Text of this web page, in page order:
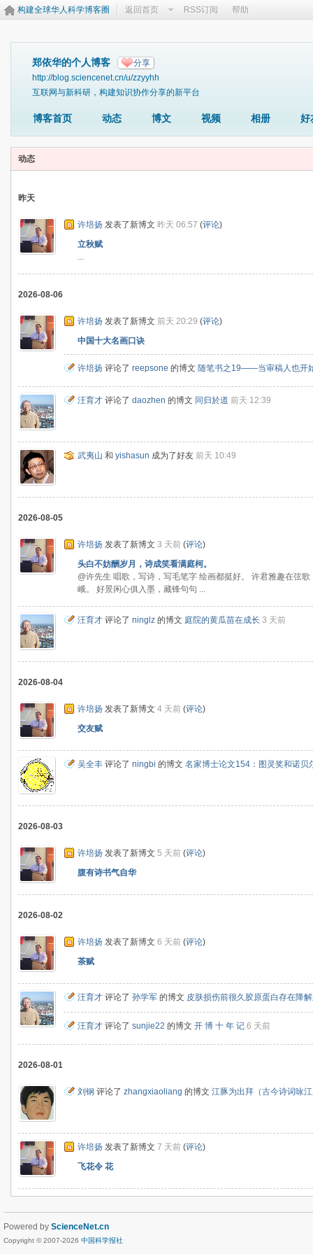
构建全球华人科学博客圈 返回首页 RSS订阅 帮助
郑依华的个人博客 分享
http://blog.sciencenet.cn/u/zzyyhh
互联网与新科研，构建知识协作分享的新平台
博客首页 动态 博文 视频 相册 好
动态
昨天
许培扬 发表了新博文 昨天 06:57 (评论)
立秋赋
...
2026-08-06
许培扬 发表了新博文 前天 20:29 (评论)
中国十大名画口诀
许培扬 评论了 reepsone 的博文 随笔书之19——当审稿人也开
汪育才 评论了 daozhen 的博文 同归於道 前天 12:39
武夷山 和 yishasun 成为了好友 前天 10:49
2026-08-05
许培扬 发表了新博文 3 天前 (评论)
头白不妨酬岁月，诗成笑看满庭柯。
@许先生 唱歌，写诗，写毛笔字 绘画都挺好。 许君雅趣在弦
峨。 好景闲心俱入墨，藏锋句句 ...
汪育才 评论了 ninglz 的博文 庭院的黄瓜苗在成长 3 天前
2026-08-04
许培扬 发表了新博文 4 天前 (评论)
交友赋
吴全丰 评论了 ningbi 的博文 名家博士论文154：图灵奖和诺
2026-08-03
许培扬 发表了新博文 5 天前 (评论)
腹有诗书气自华
2026-08-02
许培扬 发表了新博文 6 天前 (评论)
茶赋
汪育才 评论了 孙学军 的博文 皮肤损伤前很久胶原蛋白存在降
汪育才 评论了 sunjie22 的博文 开 博 十 年 记 6 天前
2026-08-01
刘钢 评论了 zhangxiaoliang 的博文 江豚为出拜（古今诗词咏
许培扬 发表了新博文 7 天前 (评论)
飞花令 花
Powered by ScienceNet.cn
Copyright © 2007-2026 中国科学报社